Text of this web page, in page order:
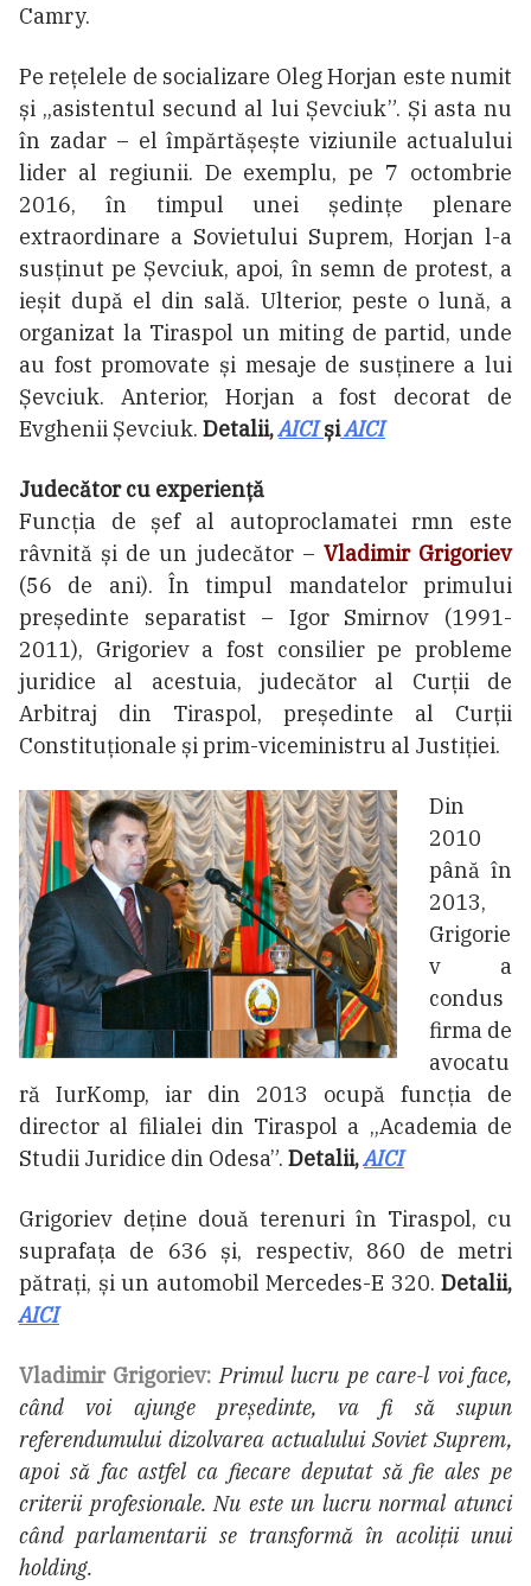
Camry.
Pe rețelele de socializare Oleg Horjan este numit
și „asistentul secund al lui Șevciuk”. Și asta nu
în zadar – el împărtășește viziunile actualului
lider al regiunii. De exemplu, pe 7 octombrie
2016, în timpul unei ședințe plenare
extraordinare a Sovietului Suprem, Horjan l-a
susținut pe Șevciuk, apoi, în semn de protest, a
ieșit după el din sală. Ulterior, peste o lună, a
organizat la Tiraspol un miting de partid, unde
au fost promovate și mesaje de susținere a lui
Șevciuk. Anterior, Horjan a fost decorat de
Evghenii Șevciuk. Detalii,AICIșiAICI
Judecător cu experiență
Funcția de șef al autoproclamatei rmn este
râvnită și de un judecător – Vladimir Grigoriev
(56 de ani). În timpul mandatelor primului
președinte separatist – Igor Smirnov (1991-
2011), Grigoriev a fost consilier pe probleme
juridice al acestuia, judecător al Curții de
Arbitraj din Tiraspol, președinte al Curții
Constituționale și prim-viceministru al Justiției.
Din
2010
până în
2013,
Grigorie
v a
condus
firma de
avocatu
ră IurKomp, iar din 2013 ocupă funcția de
director al filialei din Tiraspol a „Academia de
Studii Juridice din Odesa”. Detalii,AICI
Grigoriev deține două terenuri în Tiraspol, cu
suprafața de 636 și, respectiv, 860 de metri
pătrați, și un automobil Mercedes-E 320. Detalii,
AICI
Vladimir Grigoriev: Primul lucru pe care-l voi face,
când voi ajunge președinte, va fi să supun
referendumului dizolvarea actualului Soviet Suprem,
apoi să fac astfel ca fiecare deputat să fie ales pe
criterii profesionale. Nu este un lucru normal atunci
când parlamentarii se transformă în acoliții unui
holding.